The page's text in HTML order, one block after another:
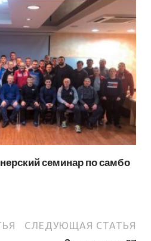
семинар по самбо
СЛЕДУЮЩАЯ СТАТЬЯ